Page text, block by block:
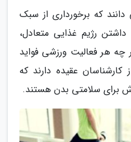
که برخورداری از سبک
رژیم غذایی متعادل،
هر فعالیت ورزشی فواید
عقیده دارند که
برای سلامتی بدن هستند.